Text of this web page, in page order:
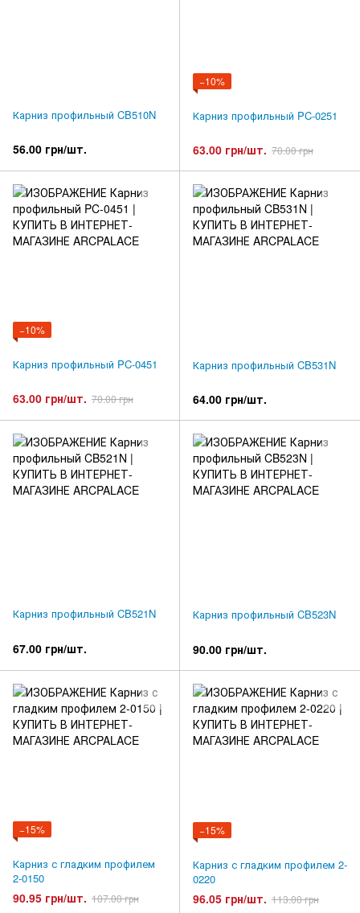
Карниз профильный CB510N
56.00 грн/шт.
−10%
Карниз профильный PC-0251
63.00 грн/шт. 70.00 грн
−10%
Карниз профильный PC-0451
63.00 грн/шт. 70.00 грн
Карниз профильный CB531N
64.00 грн/шт.
Карниз профильный CB521N
67.00 грн/шт.
Карниз профильный CB523N
90.00 грн/шт.
−15%
Карниз с гладким профилем
2-0150
90.95 грн/шт. 107.00 грн
−15%
Карниз с гладким профилем 2-
0220
96.05 грн/шт. 113.00 грн